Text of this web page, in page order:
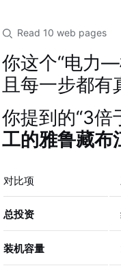
Read 10 web pages
你这个“电力
且每一步都有
你提到的“3倍
工的雅鲁藏布
对比项
总投资
装机容量